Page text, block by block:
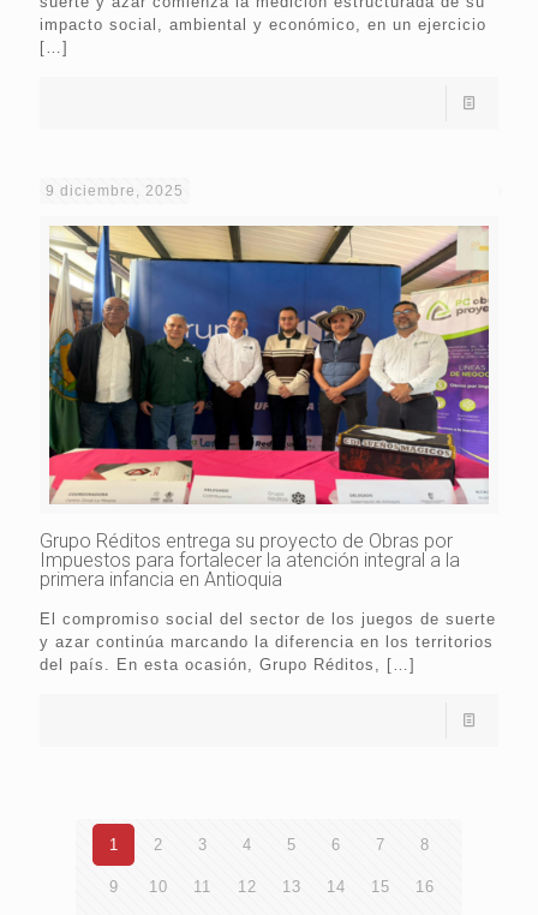
impacto social, ambiental y económico, en un ejercicio
[…]
9 diciembre, 2025
Grupo Réditos entrega su proyecto de Obras por
Impuestos para fortalecer la atención integral a la
primera infancia en Antioquia
El compromiso social del sector de los juegos de suerte
y azar continúa marcando la diferencia en los territorios
del país. En esta ocasión, Grupo Réditos, […]
1 2 3 4 5 6 7 8
9 10 11 12 13 14 15 16